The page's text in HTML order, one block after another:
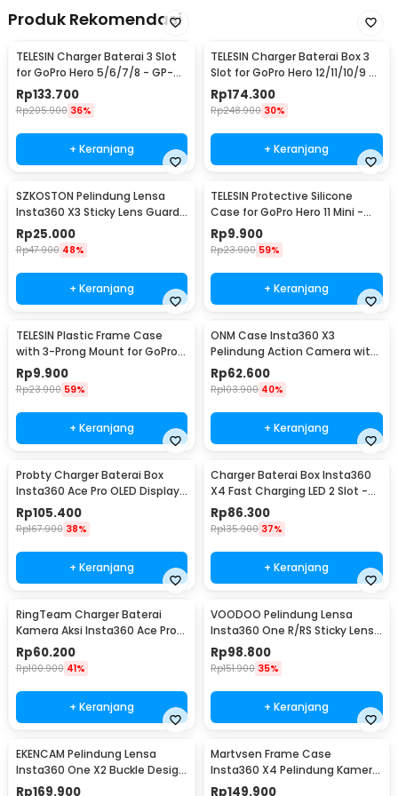
Produk Rekomendasi
TELESIN Charger Baterai 3 Slot
for GoPro Hero 5/6/7/8 - GP-
BCG-502
Rp133.700
Rp205.900 36%
+ Keranjang
TELESIN Charger Baterai Box 3
Slot for GoPro Hero 12/11/10/9 -
GP-BCG-901
Rp174.300
Rp248.900 30%
+ Keranjang
SZKOSTON Pelindung Lensa
Insta360 X3 Sticky Lens Guard
Protector - SKX3
Rp25.000
Rp47.900 48%
+ Keranjang
TELESIN Protective Silicone
Case for GoPro Hero 11 Mini -
SPS-001
Rp9.900
Rp23.900 59%
+ Keranjang
TELESIN Plastic Frame Case
with 3-Prong Mount for GoPro
HERO11 Mini - FMS-002
Rp9.900
Rp23.900 59%
+ Keranjang
ONM Case Insta360 X3
Pelindung Action Camera with
Lens Cap Protector - ONM-X3
Rp62.600
Rp103.900 40%
+ Keranjang
Probty Charger Baterai Box
Insta360 Ace Pro OLED Display
3 Slot - PRO-001
Rp105.400
Rp167.900 38%
+ Keranjang
Charger Baterai Box Insta360
X4 Fast Charging LED 2 Slot -
CH2-X4-02
Rp86.300
Rp135.900 37%
+ Keranjang
RingTeam Charger Baterai
Kamera Aksi Insta360 Ace Pro
LED 2 Slot - RT-001
Rp60.200
Rp100.900 41%
+ Keranjang
VOODOO Pelindung Lensa
Insta360 One R/RS Sticky Lens
Guard Protector - VD105
Rp98.800
Rp151.900 35%
+ Keranjang
EKENCAM Pelindung Lensa
Insta360 One X2 Buckle Design
Lens Protector - KC120
Rp169.900
Martvsen Frame Case
Insta360 X4 Pelindung Kamera
Aksi Shockproof - MT-X4
Rp149.900